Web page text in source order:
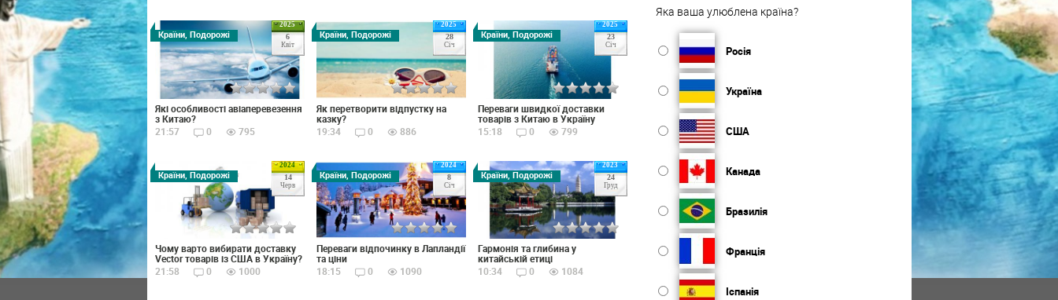
2025
6
Квіт
Країни, Подорожі
Які особливості авіаперевезення
з Китаю?
21:57
0 795
2025
28
Січ
Країни, Подорожі
Як перетворити відпустку на
казку?
19:34
0 886
2025
23
Січ
Країни, Подорожі
Переваги швидкої доставки
товарів з Китаю в Україну
15:18
0 799
2024
14
Черв
Країни, Подорожі
Чому варто вибирати доставку
Vector товарів із США в Україну?
21:58
0 1000
2024
8
Січ
Країни, Подорожі
Переваги відпочинку в Лапландії
та ціни
18:15
0 1090
2023
24
Груд
Країни, Подорожі
Гармонія та глибина у
китайській етиці
10:34
0 1084
Яка ваша улюблена країна?
Росія
Україна
США
Канада
Бразилія
Франція
Іспанія